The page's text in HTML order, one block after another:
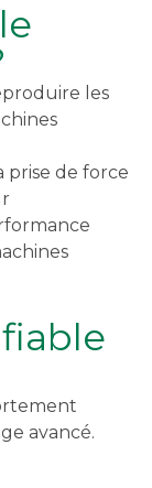
les
prise de force
avancé.